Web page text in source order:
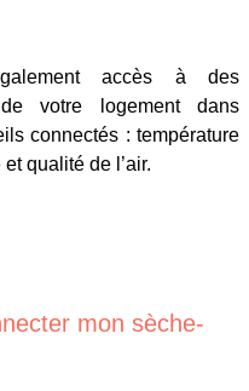
accès à des
votre logement dans
connectés : température
qualité de l’air.
mon sèche-